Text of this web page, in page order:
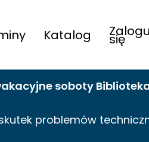
Katalog się
soboty
problemów